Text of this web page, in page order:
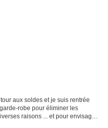
aux soldes et je suis rentrée
robe pour éliminer les
raisons ... et pour envisager